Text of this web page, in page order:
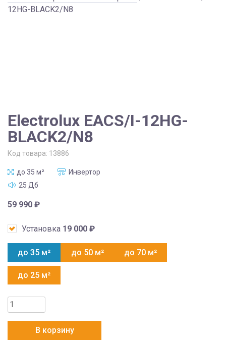
12HG-BLACK2/N8
Electrolux EACS/I-12HG-
BLACK2/N8
Код товара: 13886
до 35 м²
Инвертор
25 Дб
59 990 ₽
Установка 19 000 ₽
до 35 м² до 50 м² до 70 м²
до 25 м²
Количество
товара
Electrolux
EACS/I-
В корзину